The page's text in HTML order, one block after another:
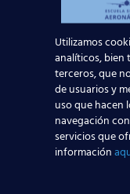
Curso:
Centro:
Utilizamos
analíticos,
terceros, que
de usuarios y
uso que hacen
navegación
servicios que
información